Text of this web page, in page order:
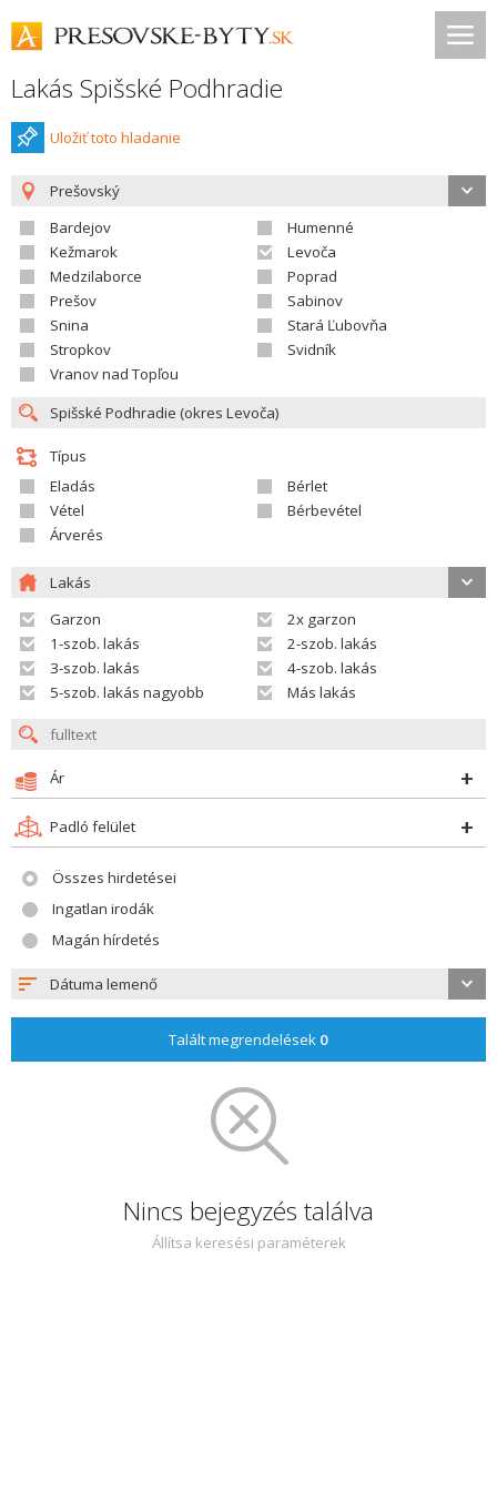
Lakás Spišské Podhradie
Uložiť toto hladanie
Prešovský
Bardejov
Humenné
Kežmarok
Levoča
Medzilaborce
Poprad
Prešov
Sabinov
Snina
Stará Ľubovňa
Stropkov
Svidník
Vranov nad Topľou
Típus
Eladás
Bérlet
Vétel
Bérbevétel
Árverés
Lakás
Garzon
2x garzon
1-szob. lakás
2-szob. lakás
3-szob. lakás
4-szob. lakás
5-szob. lakás nagyobb
Más lakás
Ár
Padló felület
Összes hirdetései
Ingatlan irodák
Magán hírdetés
Dátuma lemenő
Talált megrendelések 0
Nincs bejegyzés találva
Állítsa keresési paraméterek